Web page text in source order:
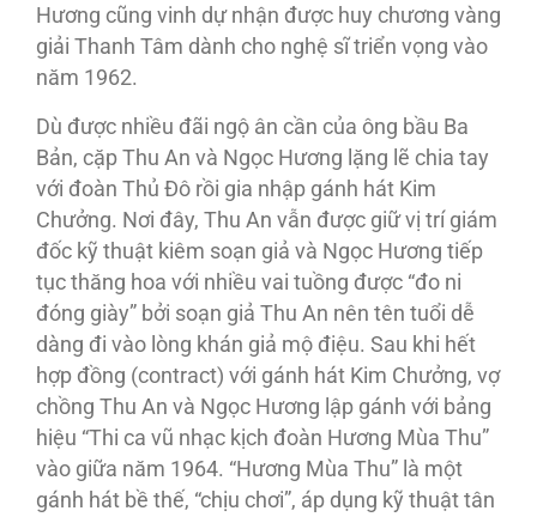
Hương cũng vinh dự nhận được huy chương vàng
giải Thanh Tâm dành cho nghệ sĩ triển vọng vào
năm 1962.
Dù được nhiều đãi ngộ ân cần của ông bầu Ba
Bản, cặp Thu An và Ngọc Hương lặng lẽ chia tay
với đoàn Thủ Ðô rồi gia nhập gánh hát Kim
Chưởng. Nơi đây, Thu An vẫn được giữ vị trí giám
đốc kỹ thuật kiêm soạn giả và Ngọc Hương tiếp
tục thăng hoa với nhiều vai tuồng được “đo ni
đóng giày” bởi soạn giả Thu An nên tên tuổi dễ
dàng đi vào lòng khán giả mộ điệu. Sau khi hết
hợp đồng (contract) với gánh hát Kim Chưởng, vợ
chồng Thu An và Ngọc Hương lập gánh với bảng
hiệu “Thi ca vũ nhạc kịch đoàn Hương Mùa Thu”
vào giữa năm 1964. “Hương Mùa Thu” là một
gánh hát bề thế, “chịu chơi”, áp dụng kỹ thuật tân